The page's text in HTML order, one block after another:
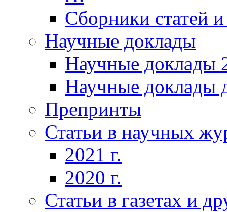
Сборники статей
Научные доклады
Научные доклады
Научные доклады
Препринты
Статьи в научных
2021 г.
2020 г.
Статьи в газетах и